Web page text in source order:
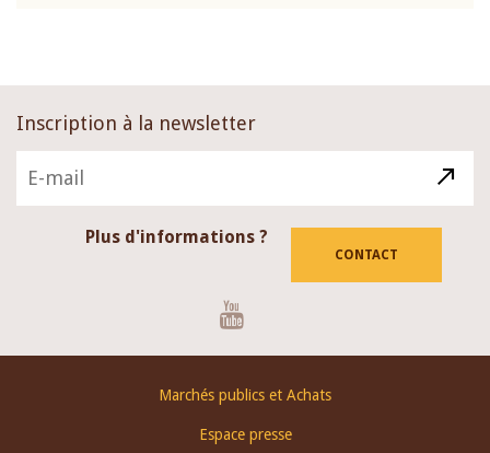
Inscription à la newsletter
Plus d'informations ?
CONTACT
Marchés publics et Achats
Espace presse